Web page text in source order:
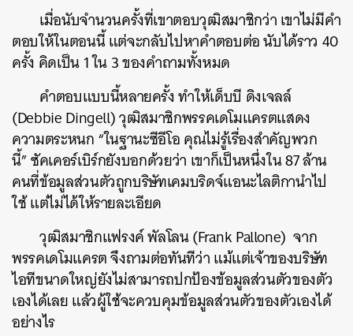
เมื่อนับจำนวนครั้งที่เขาตอบวุฒิสมาชิกว่า เขาไม่มีคำ
ตอบให้ในตอนนี้ แต่จะกลับไปหาคำตอบต่อ นับได้ราว 40
ครั้ง คิดเป็น 1 ใน 3 ของคำถามทั้งหมด
คำตอบแบบนี้หลายครั้ง ทำให้เด็บบี ดิงเจลล์
(Debbie Dingell) วุฒิสมาชิกพรรคเดโมแครตแสดง
ความตระหนก “ในฐานะซีอีโอ คุณไม่รู้เรื่องสำคัญพวก
นี้”ซัคเคอร์เบิร์กยังบอกด้วยว่า เขาก็เป็นหนึ่งใน 87 ล้าน
คนที่ข้อมูลส่วนตัวถูกบริษัทเคมบริดจ์แอนะไลติกานำไป
ใช้ แต่ไม่ได้ให้รายละเอียด
วุฒิสมาชิกแฟรงค์ พัลโลน (Frank Pallone) จาก
พรรคเดโมแครต จึงถามต่อทันทีว่า แม้แต่เจ้าของบริษัท
ไอทีขนาดใหญ่ยังไม่สามารถปกป้องข้อมูลส่วนตัวของตัว
เองได้เลย แล้วผู้ใช้จะควบคุมข้อมูลส่วนตัวของตัวเองได้
อย่างไร